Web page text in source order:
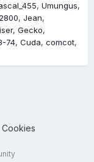
Umungus
Jean
Gecko
74 Cuda comcot
Cookies